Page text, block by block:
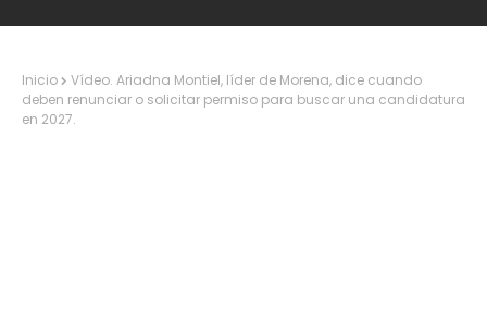
Inicio
Vídeo. Ariadna Montiel, líder de Morena, dice cuando
deben renunciar o solicitar permiso para buscar una candidatura
en 2027.